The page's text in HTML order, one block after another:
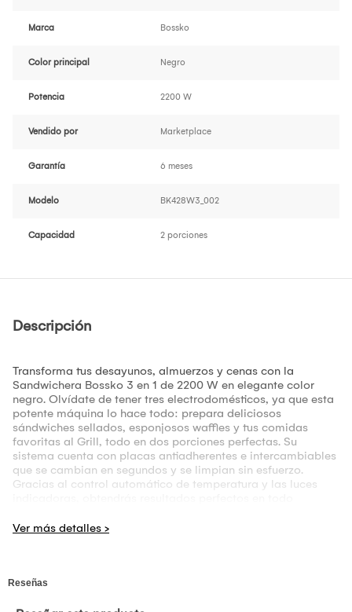
Marca Bossko
Color principal Negro
Potencia 2200 W
Vendido por Marketplace
Garantía 6 meses
Modelo BK428W3_002
Capacidad 2 porciones
Descripción
Transforma tus desayunos, almuerzos y cenas con la
Sandwichera Bossko 3 en 1 de 2200 W en elegante color
negro. Olvídate de tener tres electrodomésticos, ya que esta
potente máquina lo hace todo: prepara deliciosos
sándwiches sellados, esponjosos waffles y tus comidas
favoritas al Grill, todo en dos porciones perfectas. Su
sistema cuenta con placas antiadherentes e intercambiables
que se cambian en segundos y se limpian sin esfuerzo.
Gracias al control automático de temperatura y las luces
tacto, pies antideslizantes y una tapa con seguro para
•Control automático de temperatura •Luces indicadoras de